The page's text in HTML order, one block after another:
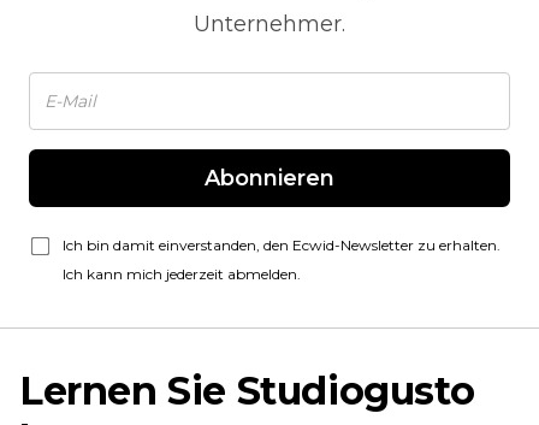
Unternehmer.
Abonnieren
Ich bin damit einverstanden, den Ecwid-Newsletter zu erhalten.
Ich kann mich jederzeit abmelden.
Lernen Sie Studiogusto